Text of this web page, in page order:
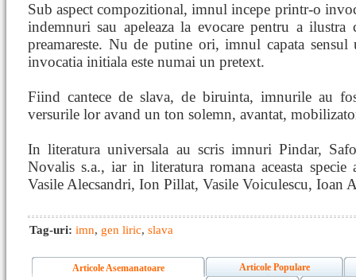
Sub aspect compozitional, imnul incepe printr-o
indemnuri sau apeleaza la evocare pentru a ilustra
preamareste. Nu de putine ori, imnul capata
invocatia initiala este numai un pretext.
Fiind cantece de slava, de biruinta, imnurile au
versurile lor avand un ton solemn, avantat,
In literatura universala au scris imnuri Pindar,
Novalis s.a., iar in literatura romana aceasta
Vasile Alecsandri, Ion Pillat, Vasile Voiculescu, Ioan
Tag-uri: imn, gen liric, slava
Articole Asemanatoare
Articole Populare